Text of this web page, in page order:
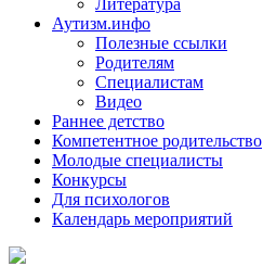
Аутизм.инфо
Полезные ссылки
Родителям
Специалистам
Видео
Раннее детство
Компетентное родительство
Молодые специалисты
Конкурсы
Для психологов
Календарь мероприятий